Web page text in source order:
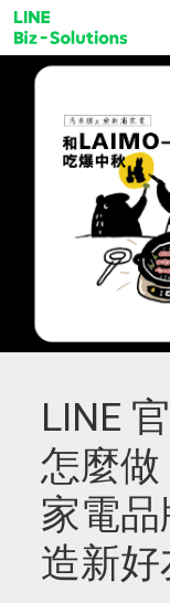
LINE
怎麼
家電
造新好